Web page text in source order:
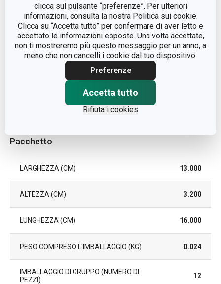
clicca sul pulsante “preferenze”. Per ulteriori
informazioni, consulta la nostra Politica sui cookie.
Clicca su “Accetta tutto” per confermare di aver letto e
accettato le informazioni esposte. Una volta accettate,
non ti mostreremo più questo messaggio per un anno, a
meno che non cancelli i cookie dal tuo dispositivo.
Preferenze
Accetta tutto
Rifiuta i cookies
TIPO dispenser
LAVAGGIO IN LAVASTOVIGLIE No
DURATA DELLA GARANZIA (IN
Pacchetto
LARGHEZZA (CM) 13.000
ALTEZZA (CM) 3.200
LUNGHEZZA (CM) 16.000
PESO COMPRESO L'IMBALLAGGIO (KG) 0.024
IMBALLAGGIO DI GRUPPO (NUMERO DI
PEZZI)
12